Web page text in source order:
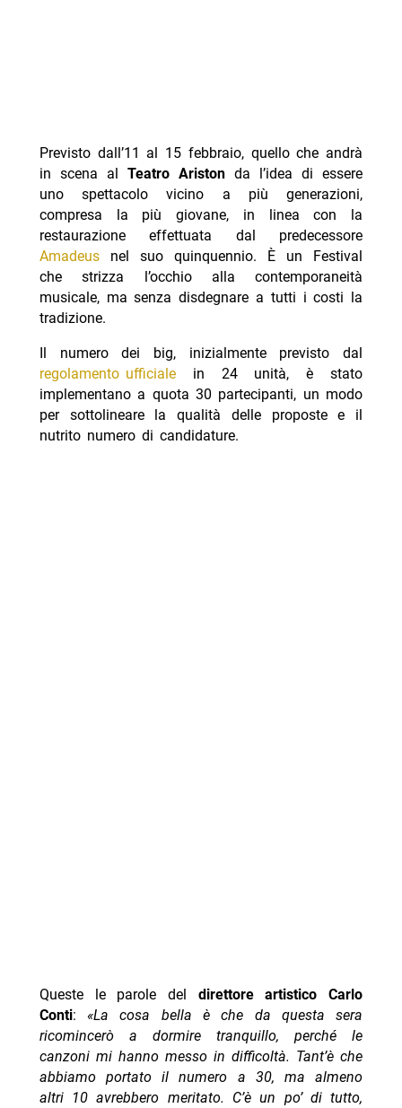
Previsto dall’11 al 15 febbraio, quello che andrà
in scena al Teatro Ariston da l’idea di essere
uno spettacolo vicino a più generazioni,
compresa la più giovane, in linea con la
restaurazione effettuata dal predecessore
Amadeusnel suo quinquennio. È un Festival
che strizza l’occhio alla contemporaneità
musicale, ma senza disdegnare a tutti i costi la
tradizione.
Il numero dei big, inizialmente previsto dal
regolamento ufficialein 24 unità, è stato
implementano a quota 30 partecipanti, un modo
per sottolineare la qualità delle proposte e il
nutrito numero di candidature.
Queste le parole del direttore artistico
Carlo
Conti:«La cosa bella è che da questa sera
ricomincerò a dormire tranquillo, perché le
canzoni mi hanno messo in difficoltà. Tant’è che
abbiamo portato il numero a 30, ma almeno
altri 10 avrebbero meritato. C’è un po’ di tutto,